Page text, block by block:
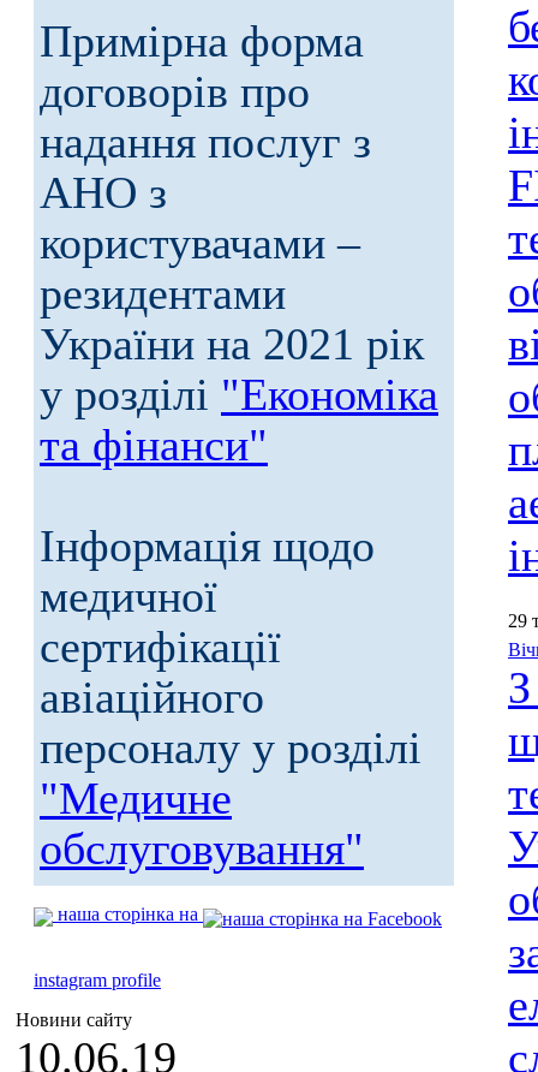
Примірна форма
договорів про
надання послуг з
АНО з
користувачами –
резидентами
України на 2021 рік
у розділі "Економіка
та фінанси"
Інформація щодо
медичної
сертифікації
авіаційного
персоналу у розділі
"Медичне
обслуговування"
наша сторінка на
instagram profile
Новини сайту
10.06.19
29